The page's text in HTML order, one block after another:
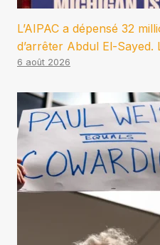
L’AIPAC a dépensé 32
d’arrêter Abdul El-Sayed.
6 août 2026